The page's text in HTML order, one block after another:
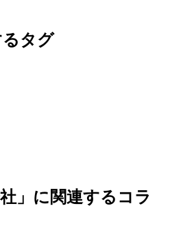
タグ
」に関連するコラ